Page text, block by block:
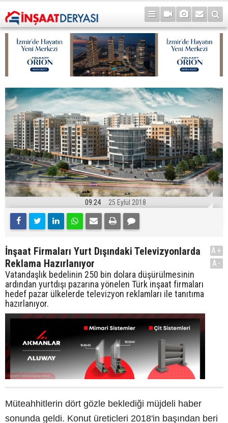
09:24 25 Eylül 2018
İnşaat Firmaları Yurt Dışındaki Televizyonlarda
Reklama Hazırlanıyor
Vatandaşlık bedelinin 250 bin dolara düşürülmesinin
ardından yurtdışı pazarına yönelen Türk inşaat firmaları
hedef pazar ülkelerde televizyon reklamları ile tanıtıma
hazırlanıyor.
A+
A-
Müteahhitlerin dört gözle beklediği müjdeli haber
sonunda geldi. Konut üreticleri 2018'in başından beri